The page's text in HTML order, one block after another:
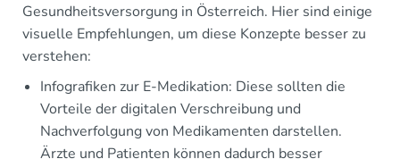
Gesundheitsversorgung in Österreich. Hier sind einige
visuelle Empfehlungen, um diese Konzepte besser zu
verstehen:
Infografiken zur E-Medikation: Diese sollten die
Vorteile der digitalen Verschreibung und
Nachverfolgung von Medikamenten darstellen.
Ärzte und Patienten können dadurch besser